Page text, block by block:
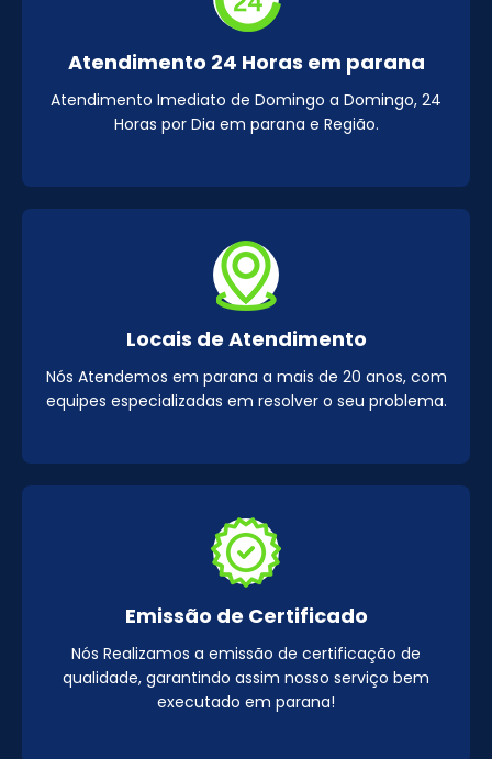
Atendimento 24 Horas em parana
Atendimento Imediato de Domingo a Domingo, 24
Horas por Dia em parana e Região.
Locais de Atendimento
Nós Atendemos em parana a mais de 20 anos, com
equipes especializadas em resolver o seu problema.
Emissão de Certificado
Nós Realizamos a emissão de certificação de
qualidade, garantindo assim nosso serviço bem
executado em parana!